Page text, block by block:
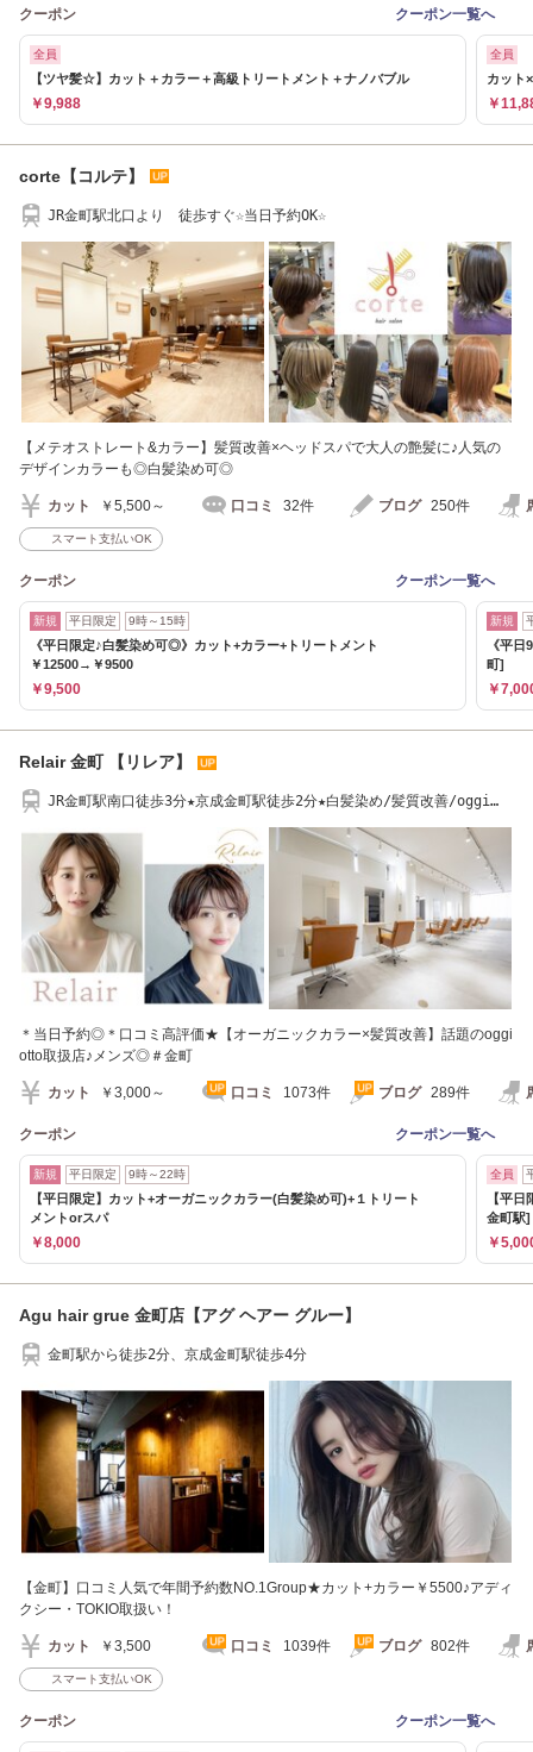
クーポン クーポン一覧へ
全員
【ツヤ髪☆】カット＋カラー＋高級トリートメント＋ナノバブル
￥9,988
全員
カット
￥
corte【コルテ】
JR金町駅北口より 徒歩すぐ☆当日予約OK☆
【メテオストレート&カラー】髪質改善×ヘッドスパで大人の艶髪に♪人気の
デザインカラーも◎白髪染め可◎
カット ￥5,500～ 口コミ 32件 ブログ 250件
スマート支払いOK
クーポン クーポン一覧へ
新規 平日限定 9時～15時
《平日限定♪白髪染め可◎》カット+カラー+トリートメント
￥12500→￥9500
￥9,500
新規
《平
町]
￥
Relair 金町 【リレア】
JR金町駅南口徒歩3分★京成金町駅徒歩2分★白髪染め/髪質改善/oggi
＊当日予約◎＊口コミ高評価★【オーガニックカラー×髪質改善】話題のoggi
otto取扱店♪メンズ◎＃金町
カット ￥3,000～ 口コミ 1073件 ブログ 289件
クーポン クーポン一覧へ
新規 平日限定 9時～22時
【平日限定】カット+オーガニックカラー(白髪染め可)+１トリート
メントorスパ
￥8,000
全員
【平
金町駅]
￥
Agu hair grue 金町店【アグ ヘアー グルー】
金町駅から徒歩2分、京成金町駅徒歩4分
【金町】口コミ人気で年間予約数NO.1Group★カット+カラー￥5500♪アディ
クシー・TOKIO取扱い！
カット ￥3,500 口コミ 1039件 ブログ 802件
スマート支払いOK
クーポン クーポン一覧へ